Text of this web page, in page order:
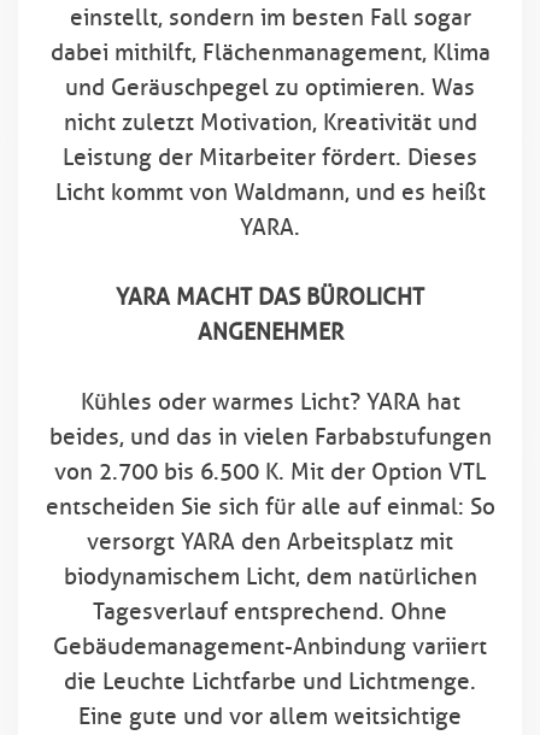
einstellt, sondern im besten Fall sogar
dabei mithilft, Flächenmanagement, Klima
und Geräuschpegel zu optimieren. Was
nicht zuletzt Motivation, Kreativität und
Leistung der Mitarbeiter fördert. Dieses
Licht kommt von Waldmann, und es heißt
YARA.
YARAMACHT DAS BÜROLICHT
ANGENEHMER
Kühles oder warmes Licht? YARAhat
beides, und das in vielen Farbabstufungen
von 2.700 bis 6.500 K. Mit der Option VTL
entscheiden Sie sich für alle auf einmal: So
versorgt YARA den Arbeitsplatz mit
biodynamischem Licht, dem natürlichen
Tagesverlauf entsprechend. Ohne
Gebäudemanagement-Anbindung variiert
die Leuchte Lichtfarbe und Lichtmenge.
Eine gute und vor allem weitsichtige